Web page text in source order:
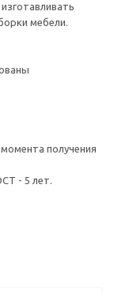
мебели.
получения
- 5 лет.